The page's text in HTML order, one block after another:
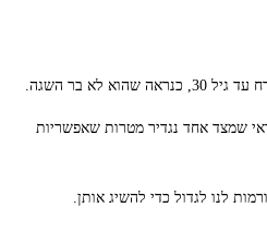
לא בר השגה.
שמצד אחד נגדיר מטרות שאפשריות
לנו לגדול כדי להשיג אותן.